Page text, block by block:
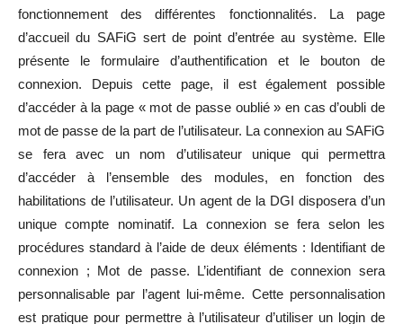
fonctionnement des différentes fonctionnalités. La page
d’accueil du SAFiG sert de point d’entrée au système. Elle
présente le formulaire d’authentification et le bouton de
connexion. Depuis cette page, il est également possible
d’accéder à la page « mot de passe oublié » en cas d’oubli de
mot de passe de la part de l’utilisateur. La connexion au SAFiG
se fera avec un nom d’utilisateur unique qui permettra
d’accéder à l’ensemble des modules, en fonction des
habilitations de l’utilisateur. Un agent de la DGI disposera d’un
unique compte nominatif. La connexion se fera selon les
procédures standard à l’aide de deux éléments : Identifiant de
connexion ; Mot de passe. L’identifiant de connexion sera
personnalisable par l’agent lui-même. Cette personnalisation
est pratique pour permettre à l’utilisateur d’utiliser un login de